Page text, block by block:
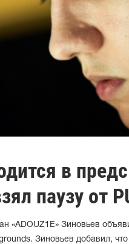
в
паузу от
«ADOUZ1E» Зиновьев
Зиновьев добавил,